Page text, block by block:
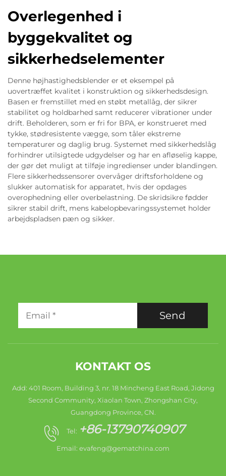
Overlegenhed i
byggekvalitet og
sikkerhedselementer
Denne højhastighedsblender er et eksempel på
uovertræffet kvalitet i konstruktion og sikkerhedsdesign.
Basen er fremstillet med en støbt metallåg, der sikrer
stabilitet og holdbarhed samt reducerer vibrationer under
drift. Beholderen, som er fri for BPA, er konstrueret med
tykke, stødresistente vægge, som tåler ekstreme
temperaturer og daglig brug. Systemet med sikkerhedslåg
forhindrer utilsigtede udgydelser og har en afløselig kappe,
der gør det muligt at tilføje ingredienser under blandingen.
Flere sikkerhedssensorer overvåger driftsforholdene og
slukker automatisk for apparatet, hvis der opdages
overophedning eller overbelastning. De skridsikre fødder
sikrer stabil drift, mens kabelopbevaringssystemet holder
arbejdspladsen pæn og sikker.
Send
KONTAKT OS
Add: 401 Room, Building 3, nr. 18 Mincheng East Road, Jidong
Second Community, Xiaolan Town, Zhongshan City,
Guangdong Province, CN.
Tel: +86-13790740907
Email: evafeng@gematchina.com